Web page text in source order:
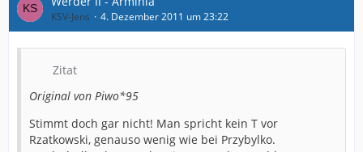
KSV-Jens 4. Dezember 2011 um 23:22
Zitat
Original von Piwo*95
Stimmt doch gar nicht! Man spricht kein T vor
Rzatkowski, genauso wenig wie bei Przybylko.